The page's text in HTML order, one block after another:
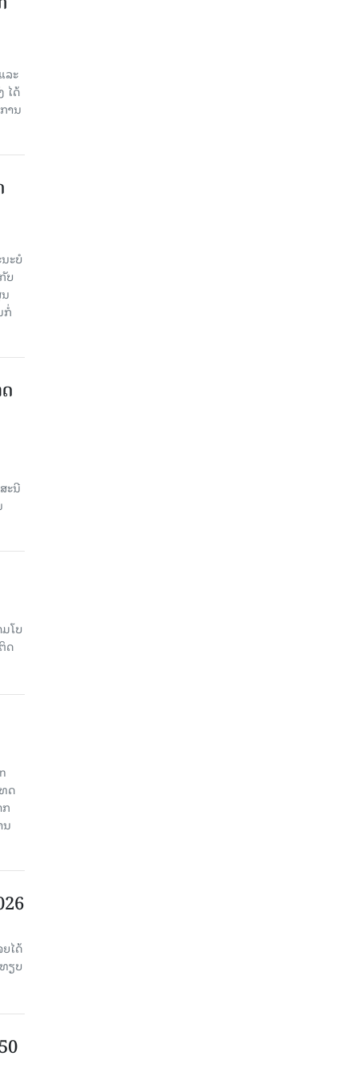
ລະ
ໄດ້
ານ
ະ​ບໍ​
ບ​
ກໍ່​
ະນີ
ໂບ​
ດ
ດ
ນ
ໄດ້
ຽບ